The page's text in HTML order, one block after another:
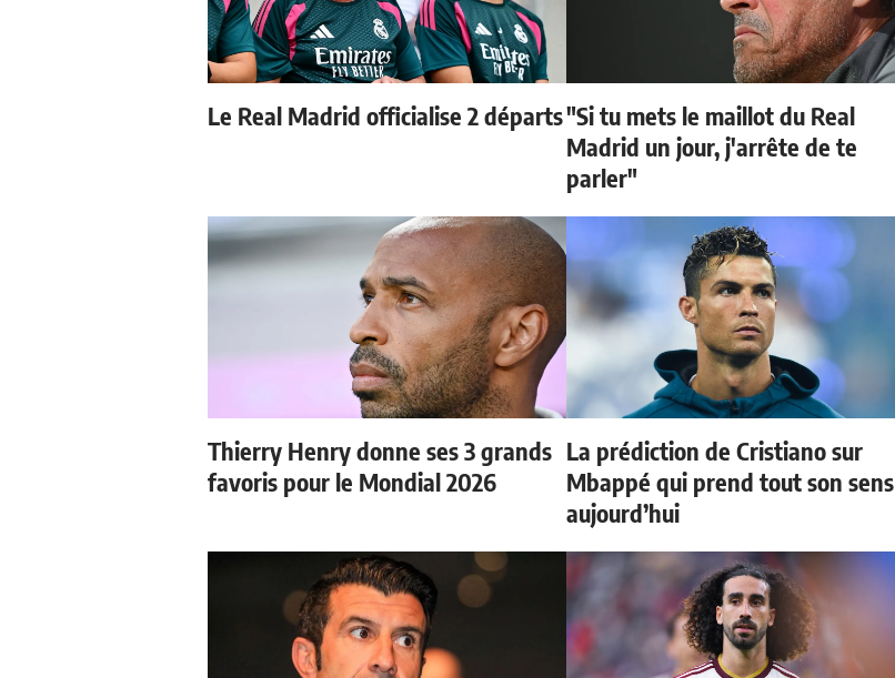
Le Real Madrid officialise 2 départs"Si tu mets le maillot du Real
Madrid un jour, j'arrête de te
parler"
Thierry Henry donne ses 3 grands
favoris pour le Mondial 2026
La prédiction de Cristiano sur
Mbappé qui prend tout son sens
aujourd’hui